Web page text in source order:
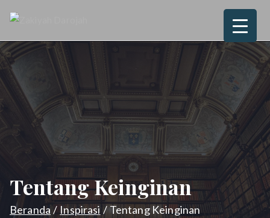
konten
Zakiyah
Darojah
Tentang Keinginan
Beranda Inspirasi Tentang Keinginan